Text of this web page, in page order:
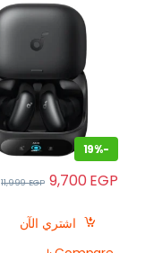
-
19%
9,700EGP
11,999EGP
اشتري الآن